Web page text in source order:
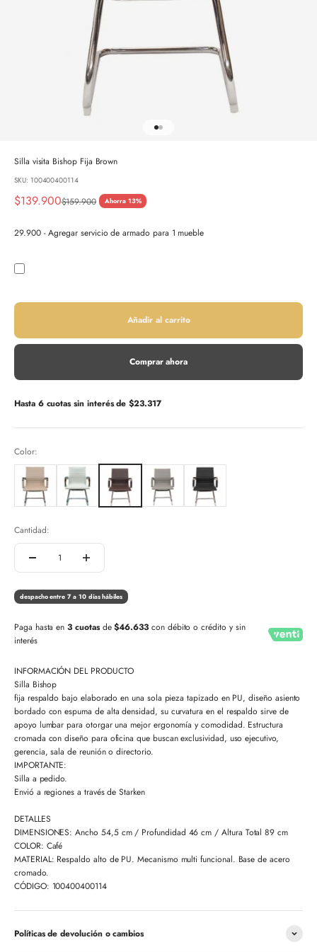
Ir al artículo 1
Ir al artículo 2
Silla visita Bishop Fija Brown
SKU: 100400400114
Precio de oferta
$139.900Precio normal
$159.900 Ahorra 13%
29.900 - Agregar servicio de armado para 1 mueble
Añadir al carrito
Comprar ahora
Hasta 6 cuotas sin interés de$23.317
Color:
Cantidad:
despacho entre 7 a 10 días hábiles
Paga hasta en3 cuotasde$46.633 con débito o crédito y sin
interés
INFORMACIÓN DEL PRODUCTO
Silla Bishop
fija respaldo bajo elaborado en una sola pieza tapizado en PU, diseño asiento
bordado con espuma de alta densidad, su curvatura en el respaldo sirve de
apoyo lumbar para otorgar una mejor ergonomía y comodidad. Estructura
cromada con diseño para oficina que buscan exclusividad, uso ejecutivo,
gerencia, sala de reunión o directorio.
IMPORTANTE:
Silla a pedido.
Envió a regiones a través de Starken
DETALLES
DIMENSIONES: Ancho 54,5 cm / Profundidad 46 cm / Altura Total 89 cm
COLOR: Café
MATERIAL: Respaldo alto de PU. Mecanismo multi funcional. Base de acero
cromado.
CÓDIGO: 100400400114
Políticas de devolución o cambios